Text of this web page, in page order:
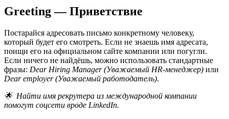
Greeting — Приветствие
Постарайся адресовать письмо конкретному человеку,
который будет его смотреть. Если не знаешь имя адресата,
поищи его на официальном сайте компании или погугли.
Если ничего не найдёшь, можно использовать стандартные
фразы: Dear Hiring Manager (Уважаемый HR-менеджер) или
Dear employer (Уважаемый работодатель).
🌟 Найти имя рекрутера из международной компании
помогут соцсети вроде LinkedIn.